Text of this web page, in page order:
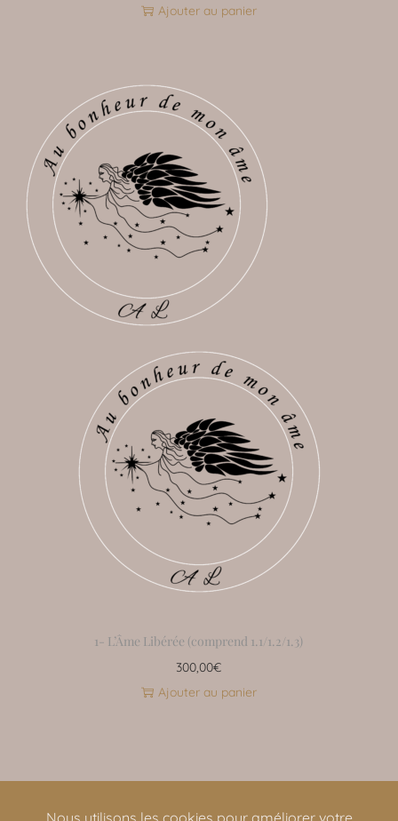
Ajouter au panier
1- L’Âme Libérée (comprend 1.1/1.2/1.3)
300,00€
Ajouter au panier